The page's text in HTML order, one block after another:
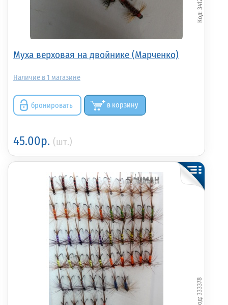
Муха верховая на двойнике (Марченко)
1
бронировать в корзину
45.00р. (шт.)
333378